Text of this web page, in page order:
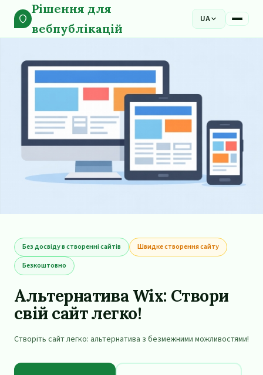
Рішення для
вебпублікацій
UA
Без досвіду в створенні сайтів
Швидке створення сайту
Безкоштовно
Альтернатива Wix: Створи
свій сайт легко!
Створіть сайт легко: альтернатива з безмежними можливостями!